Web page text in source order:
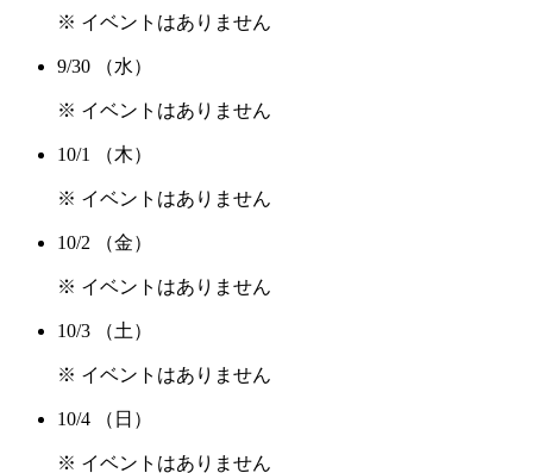
※ イベントはありません
9/30 （水）
※ イベントはありません
10/1 （木）
※ イベントはありません
10/2 （金）
※ イベントはありません
10/3 （土）
※ イベントはありません
10/4 （日）
※ イベントはありません